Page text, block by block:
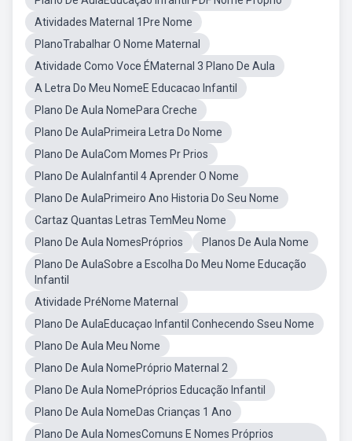
Atividades Maternal 1Pre Nome
PlanoTrabalhar O Nome Maternal
Atividade Como Voce ÉMaternal 3 Plano De Aula
A Letra Do Meu NomeE Educacao Infantil
Plano De Aula NomePara Creche
Plano De AulaPrimeira Letra Do Nome
Plano De AulaCom Momes Pr Prios
Plano De AulaInfantil 4 Aprender O Nome
Plano De AulaPrimeiro Ano Historia Do Seu Nome
Cartaz Quantas Letras TemMeu Nome
Plano De Aula NomesPróprios
Planos De Aula Nome
Plano De AulaSobre a Escolha Do Meu Nome Educação
Infantil
Atividade PréNome Maternal
Plano De AulaEducaçao Infantil Conhecendo Sseu Nome
Plano De Aula Meu Nome
Plano De Aula NomePróprio Maternal 2
Plano De Aula NomePróprios Educação Infantil
Plano De Aula NomeDas Crianças 1 Ano
Plano De Aula NomesComuns E Nomes Próprios